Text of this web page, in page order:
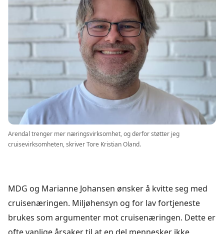
Arendal trenger mer næringsvirksomhet, og derfor støtter jeg
cruisevirksomheten, skriver Tore Kristian Oland.
MDG og Marianne Johansen ønsker å kvitte seg med
cruisenæringen. Miljøhensyn og for lav fortjeneste
brukes som argumenter mot cruisenæringen. Dette er
ofte vanlige årsaker til at en del mennesker ikke